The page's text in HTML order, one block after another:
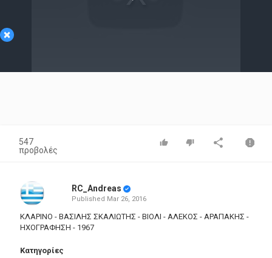
×
Video
547
προβολές
RC_Andreas
Published Mar 26, 2016
ΚΛΑΡΙΝΟ - ΒΑΣΙΛΗΣ ΣΚΑΛΙΩΤΗΣ - ΒΙΟΛΙ - ΑΛΕΚΟΣ - ΑΡΑΠΑΚΗΣ -
ΗΧΟΓΡΑΦΗΣΗ - 1967
Κατηγορίες